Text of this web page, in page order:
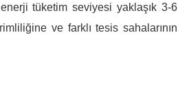
tüketim seviyesi yaklaşık 3-6
ve farklı tesis sahalarının